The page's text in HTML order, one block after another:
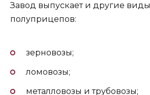
Завод выпускает и другие виды
полуприцепов:
зерновозы;
ломовозы;
металловозы и трубовозы;